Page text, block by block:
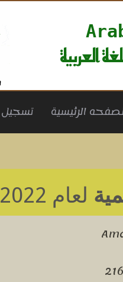
العربية
الرئيسية
لعام 2022